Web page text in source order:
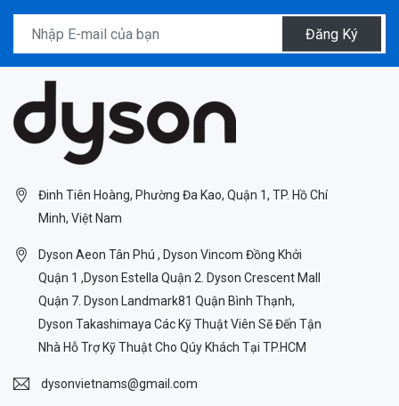
Đăng Ký
Đinh Tiên Hoàng, Phường Đa Kao, Quận 1, TP. Hồ Chí
Minh, Việt Nam
Dyson Aeon Tân Phú , Dyson Vincom Đồng Khởi
Quận 1 ,Dyson Estella Quận 2. Dyson Crescent Mall
Quận 7. Dyson Landmark81 Quận Bình Thạnh,
Dyson Takashimaya Các Kỹ Thuật Viên Sẽ Đến Tận
Nhà Hỗ Trợ Kỹ Thuật Cho Qúy Khách Tại TP.HCM
dysonvietnams@gmail.com